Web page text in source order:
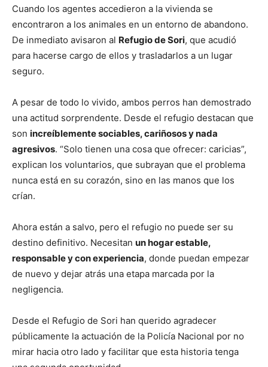
Cuando los agentes accedieron a la vivienda se
encontraron a los animales en un entorno de abandono.
De inmediato avisaron al Refugio de Sori, que acudió
para hacerse cargo de ellos y trasladarlos a un lugar
seguro.
A pesar de todo lo vivido, ambos perros han demostrado
una actitud sorprendente. Desde el refugio destacan que
son increíblemente sociables, cariñosos y nada
agresivos. “Solo tienen una cosa que ofrecer: caricias”,
explican los voluntarios, que subrayan que el problema
nunca está en su corazón, sino en las manos que los
crían.
Ahora están a salvo, pero el refugio no puede ser su
destino definitivo. Necesitan un hogar estable,
responsable y con experiencia, donde puedan empezar
de nuevo y dejar atrás una etapa marcada por la
negligencia.
Desde el Refugio de Sori han querido agradecer
públicamente la actuación de la Policía Nacional por no
mirar hacia otro lado y facilitar que esta historia tenga